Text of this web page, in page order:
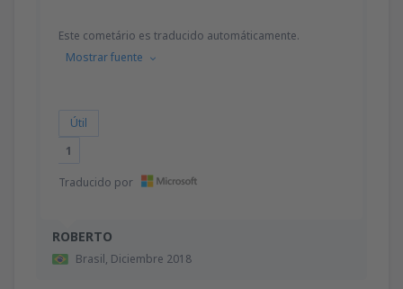
ROBERTO
Brasil, Diciembre 2018
Este cometário es traducido automáticamente.
Mostrar fuente
Útil
1
Traducido por